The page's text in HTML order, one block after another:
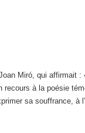
Miró, qui affirmait
à la poésie
sa souffrance, à